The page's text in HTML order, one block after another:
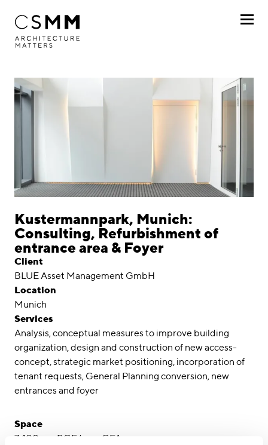
Profile
Services
By project
Chronologically
Journal
Awards
Career
Locations
linkedininstagram
Imprint
Kustermannpark, Munich:
Consulting, Refurbishment of
entrance area & Foyer
Client
BLUE Asset Management GmbH
Location
Munich
Services
Analysis, conceptual measures to improve building
organization, design and construction of new access-
concept, strategic market positioning, incorporation of
tenant requests, General Planning conversion, new
entrances and foyer
Space
7.400 qm BGF/sqm GFA